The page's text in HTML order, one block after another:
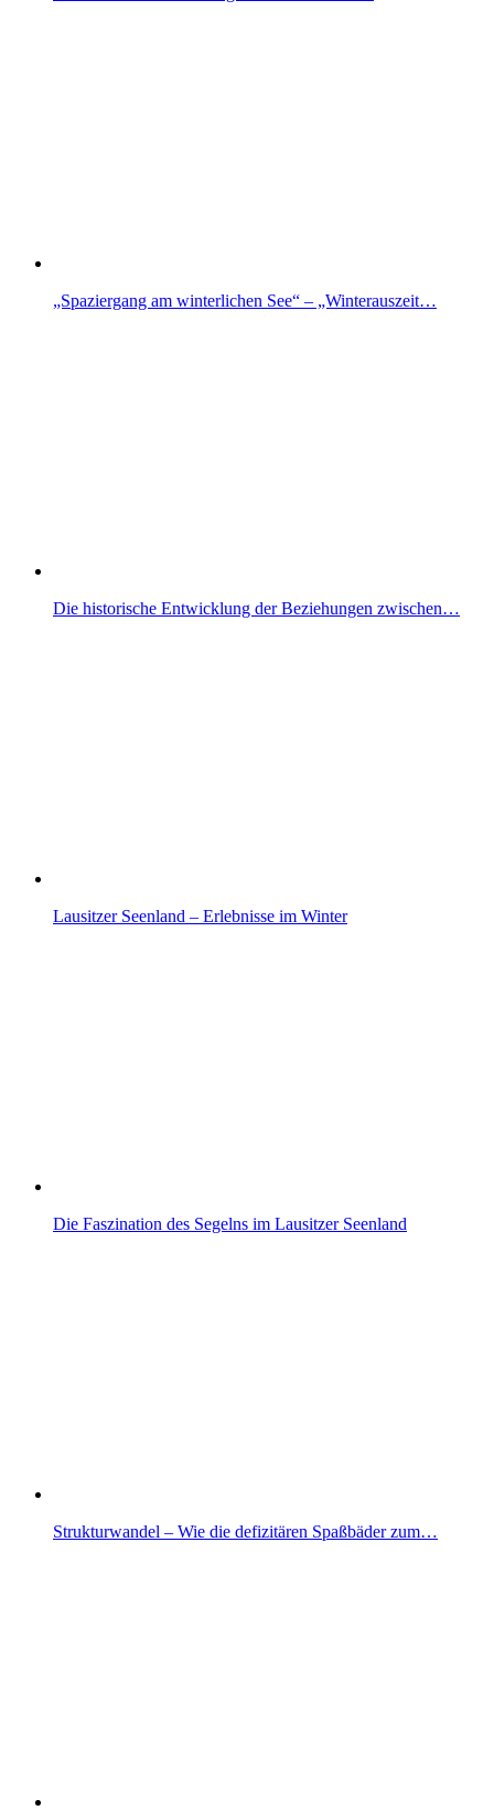
„Spaziergang am winterlichen See“ – „Winterauszeit…
Die historische Entwicklung der Beziehungen zwischen…
Lausitzer Seenland – Erlebnisse im Winter
Die Faszination des Segelns im Lausitzer Seenland
Strukturwandel – Wie die defizitären Spaßbäder zum…